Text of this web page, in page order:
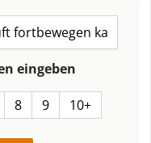
eingeben
8 9 10+